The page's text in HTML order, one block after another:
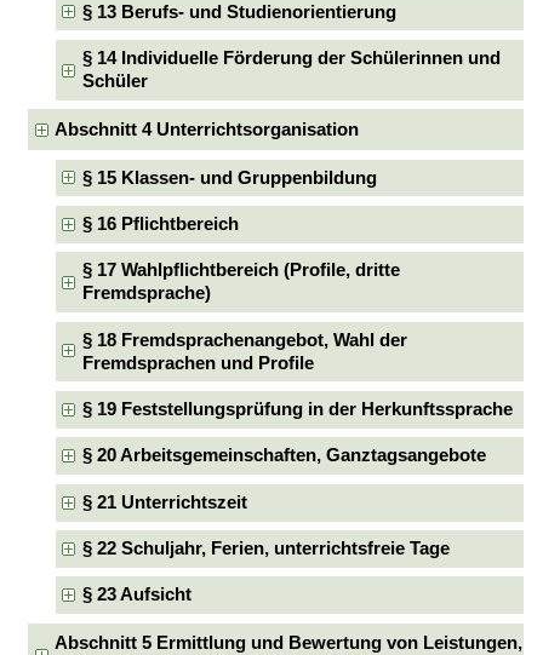
§ 13 Berufs- und Studienorientierung
§ 14 Individuelle Förderung der Schülerinnen und
Schüler
Abschnitt 4 Unterrichtsorganisation
§ 15 Klassen- und Gruppenbildung
§ 16 Pflichtbereich
§ 17 Wahlpflichtbereich (Profile, dritte
Fremdsprache)
§ 18 Fremdsprachenangebot, Wahl der
Fremdsprachen und Profile
§ 19 Feststellungsprüfung in der Herkunftssprache
§ 20 Arbeitsgemeinschaften, Ganztagsangebote
§ 21 Unterrichtszeit
§ 22 Schuljahr, Ferien, unterrichtsfreie Tage
§ 23 Aufsicht
Abschnitt 5 Ermittlung und Bewertung von Leistungen,